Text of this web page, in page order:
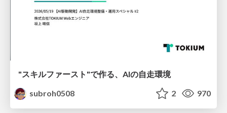
"スキルファースト"で作る、AIの自走環境
subroh0508
2 970